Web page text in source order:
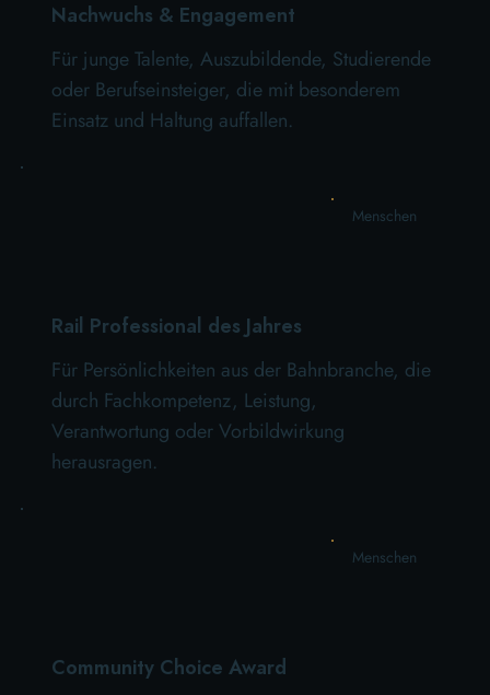
Nachwuchs & Engagement
Für junge Talente, Auszubildende, Studierende
oder Berufseinsteiger, die mit besonderem
Einsatz und Haltung auffallen.
Rail Professional des Jahres
Für Persönlichkeiten aus der Bahnbranche, die
durch Fachkompetenz, Leistung,
Verantwortung oder Vorbildwirkung
herausragen.
Menschen
Community Choice Award
Menschen